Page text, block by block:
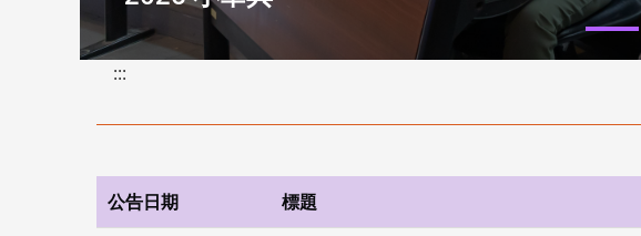
:::
公告日期 標題